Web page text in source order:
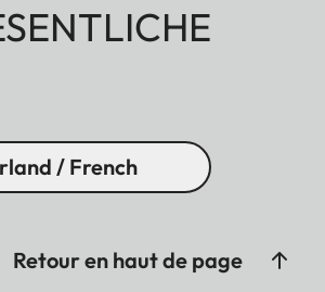
/ French
Retour en haut de page